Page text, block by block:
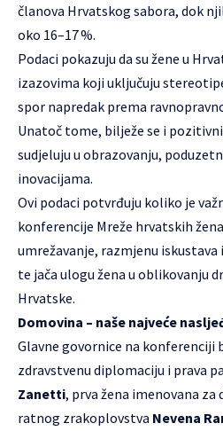
članova Hrvatskog sabora, dok
oko 16–17 %.
Podaci pokazuju da su žene u
izazovima koji uključuju
spor napredak prema
Unatoč tome, bilježe se i
sudjeluju u obrazovanju,
inovacijama.
Ovi podaci potvrđuju koliko je
konferencije Mreže hrvatskih
umrežavanje, razmjenu iskustava
te jača ulogu žena u oblikovanju
Hrvatske.
Domovina – naše najveće
Glavne govornice na konferenciji
zdravstvenu diplomaciju i prava
Zanetti, prva žena imenovana za
ratnog zrakoplovstva Nevena